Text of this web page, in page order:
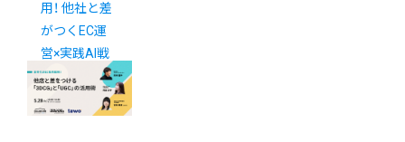
用！ 他社と差
がつくEC運
営×実践AI戦
略